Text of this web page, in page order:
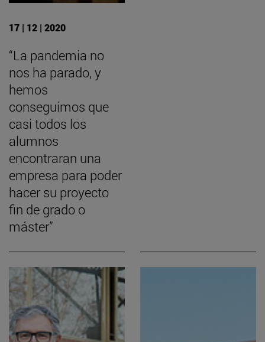
17 | 12 | 2020
“La pandemia no
nos ha parado, y
hemos
conseguimos que
casi todos los
alumnos
encontraran una
empresa para poder
hacer su proyecto
fin de grado o
máster”